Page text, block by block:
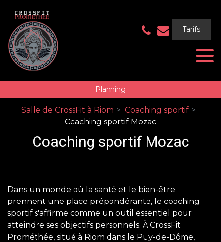
Tarifs
Planning
Salle de CrossFit à Riom
Coaching sportif
Coaching sportif Mozac
Coaching sportif Mozac
Dans un monde où la santé et le bien-être
prennent une place prépondérante, le coaching
sportif s'affirme comme un outil essentiel pour
atteindre ses objectifs personnels. À CrossFit
Prométhée, situé à Riom dans le Puy-de-Dôme,